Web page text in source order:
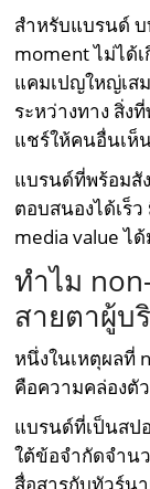
สำหรับแบรนด์
moment ไม่ได้
แคมเปญใหญ่เส
ระหว่างทาง สิ่ง
แชร์ให้คนอื่นเห็
แบรนด์ที่พร้อมสั
ตอบสนองได้เร็ว
media value ไ
ทำไม
สายตาผู้บ
หนึ่งในเหตุผลที่
คือความคล่องตัว
แบรนด์ที่เป็นสป
ใต้ข้อจำกัดจำน